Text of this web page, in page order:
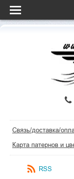
Связь/доставка/
Карта патернов и
RSS